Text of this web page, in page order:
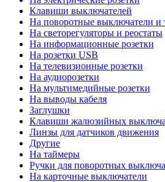
Клавиши выключателей
На поворотные выключатели и
На светорегуляторы и реостаты
На информационные розетки
На розетки USB
На телевизионные розетки
На аудиорозетки
На мультимедийные розетки
На выводы кабеля
Заглушки
Клавиши жалюзийных
Линзы для датчиков движения
Другие
На таймеры
Ручки для поворотных
На карточные выключатели